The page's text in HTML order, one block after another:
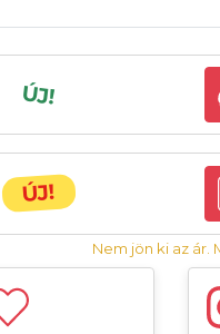
ÚJ!
ÚJ!
Nem jön ki az ár.